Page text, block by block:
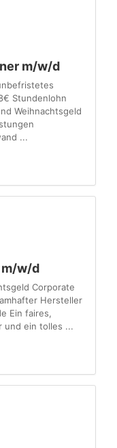
m/w/d
Stundenlohn
Weihnachtsgeld
...
w/d
Corporate
Hersteller
Ein faires,
und ein tolles ...